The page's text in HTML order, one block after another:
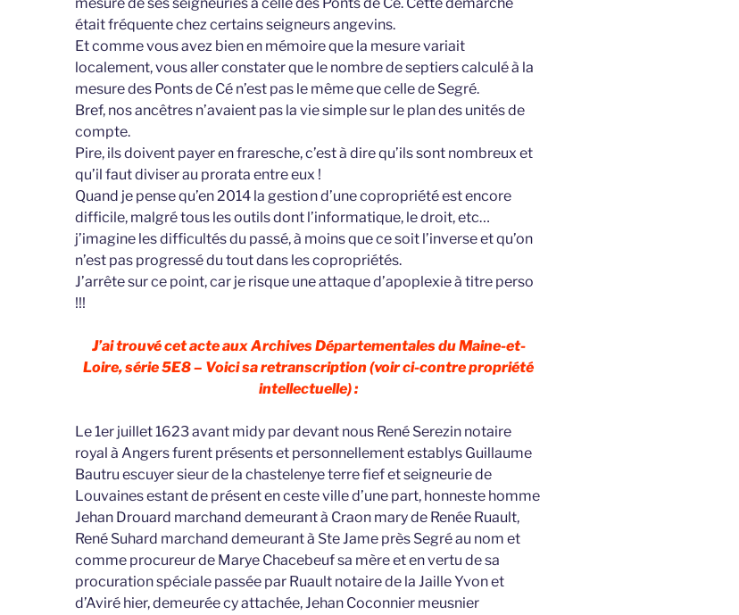
était fréquente chez certains seigneurs angevins.
Et comme vous avez bien en mémoire que la mesure variait
localement, vous aller constater que le nombre de septiers calculé à la
mesure des Ponts de Cé n’est pas le même que celle de Segré.
Bref, nos ancêtres n’avaient pas la vie simple sur le plan des unités de
compte.
Pire, ils doivent payer en fraresche, c’est à dire qu’ils sont nombreux et
qu’il faut diviser au prorata entre eux !
Quand je pense qu’en 2014 la gestion d’une copropriété est encore
difficile, malgré tous les outils dont l’informatique, le droit, etc…
j’imagine les difficultés du passé, à moins que ce soit l’inverse et qu’on
n’est pas progressé du tout dans les copropriétés.
J’arrête sur ce point, car je risque une attaque d’apoplexie à titre perso
!!!
J’ai trouvé cet acte aux Archives Départementales du Maine-et-
Loire, série 5E8 – Voici sa retranscription (voir ci-contre propriété
intellectuelle) :
Le 1er juillet 1623 avant midy par devant nous René Serezin notaire
royal à Angers furent présents et personnellement establys Guillaume
Bautru escuyer sieur de la chastelenye terre fief et seigneurie de
Louvaines estant de présent en ceste ville d’une part, honneste homme
Jehan Drouard marchand demeurant à Craon mary de Renée Ruault,
René Suhard marchand demeurant à Ste Jame près Segré au nom et
comme procureur de Marye Chacebeuf sa mère et en vertu de sa
procuration spéciale passée par Ruault notaire de la Jaille Yvon et
d’Aviré hier, demeurée cy attachée, Jehan Coconnier meusnier